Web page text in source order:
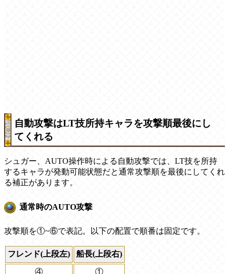
自動攻撃はLT技所持キャラを攻撃順最後にし
てくれる
シュガー、AUTO操作時による自動攻撃では、LT技を所持
するキャラが発動可能状態だと通常攻撃順を最後にしてくれ
る補正があります。
通常時のAUTO攻撃
攻撃順を①~⑥で表記。以下の配置で順番は固定です。
フレンド(上段左) 船長(上段右)
④ ①